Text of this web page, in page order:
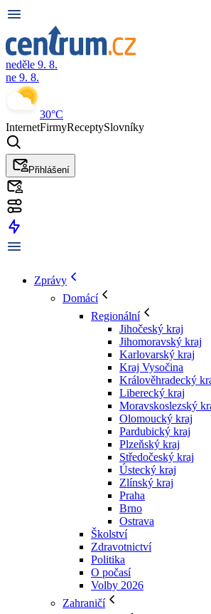
neděle 9. 8.
ne 9. 8.
30°C
InternetFirmyReceptySlovníky
Přihlášení
Zprávy
Domácí
Regionální
Jihočeský kraj
Jihomoravský kraj
Karlovarský kraj
Kraj Vysočina
Králověhradecký
Liberecký kraj
Moravskoslezský
Olomoucký kraj
Pardubický kraj
Plzeňský kraj
Středočeský kraj
Ústecký kraj
Zlínský kraj
Praha
Brno
Ostrava
Školství
Zdravotnictví
Politika
O počasí
Volby 2026
Zahraničí